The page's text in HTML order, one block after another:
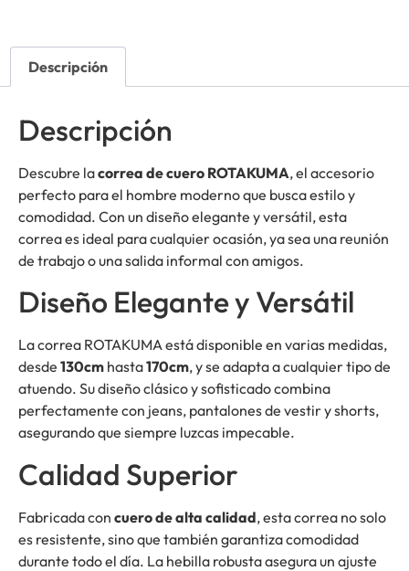
Descripción
Descripción
Descubre lacorrea de cuero ROTAKUMA, el accesorio
perfecto para el hombre moderno que busca estilo y
comodidad. Con un diseño elegante y versátil, esta
correa es ideal para cualquier ocasión, ya sea una reunión
de trabajo o una salida informal con amigos.
Diseño Elegante y Versátil
La correa ROTAKUMA está disponible en varias medidas,
desde 130cm hasta170cm, y se adapta a cualquier tipo de
atuendo. Su diseño clásico y sofisticado combina
perfectamente con jeans, pantalones de vestir y shorts,
asegurando que siempre luzcas impecable.
Calidad Superior
Fabricada con cuero de alta calidad, esta correa no solo
es resistente, sino que también garantiza comodidad
durante todo el día. La hebilla robusta asegura un ajuste